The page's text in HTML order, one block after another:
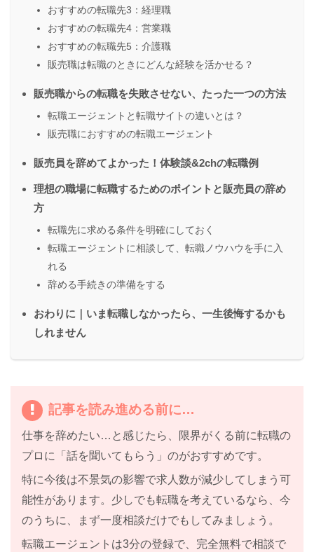
おすすめの転職先3：経理職
おすすめの転職先4：営業職
おすすめの転職先5：介護職
販売職は転職のときにどんな経験を活かせる？
販売職からの転職を失敗させない、たった一つの方法
転職エージェントと転職サイトの違いとは？
販売職におすすめの転職エージェント
販売員を辞めてよかった！体験談&2chの転職例
理想の職場に転職するためのポイントと販売員の辞め
方
転職先に求める条件を明確にしておく
転職エージェントに相談して、転職ノウハウを手に入
れる
辞める手続きの準備をする
おわりに｜いま転職しなかったら、一生後悔するかも
しれません
記事を読み進める前に…
仕事を辞めたい…と感じたら、限界がくる前に転職の
プロに「話を聞いてもらう」のがおすすめです。
特に今後は不景気の影響で求人数が減少してしまう 可
能性があります。少しでも転職を考えているなら、今
のうちに、まず一度相談だけでもしてみましょう。
転職エージェントは3分の登録で、完全無料で相談で